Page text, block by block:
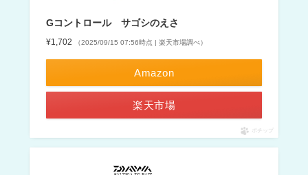
Gコントロール サゴシのえさ
¥1,702 （2025/09/15 07:56時点 | 楽天市場調べ）
Amazon
楽天市場
ポチップ